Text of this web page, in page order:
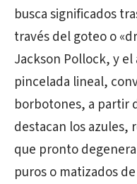
busca significados
través del goteo o
Jackson Pollock, y
pincelada lineal,
borbotones, a partir
destacan los azules,
que pronto
puros o matizados